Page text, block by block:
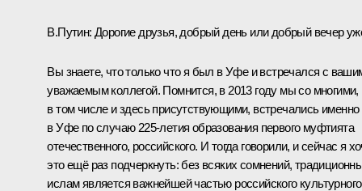
В.Путин: Дорогие друзья, добрый день или добрый вечер
Вы знаете, что только что я был в Уфе ивстречался с
уважаемым коллегой. Помнится, в 2013 году мы со многими,
в том числе и здесь присутствующими, встречались именно
в Уфе по случаю 225‑летия образования первого муфтията
отечественного, российского. И тогда говорили, и сейчас я
это ещё раз подчеркнуть: без всяких сомнений,
ислам является важнейшей частью российского культурного